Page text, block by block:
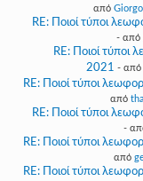
από
RE: Ποιοί τύποι
- από
RE: Ποιοί
2021 - από
RE: Ποιοί τύποι
από
RE: Ποιοί τύποι
-
RE: Ποιοί τύποι
από
RE: Ποιοί τύποι